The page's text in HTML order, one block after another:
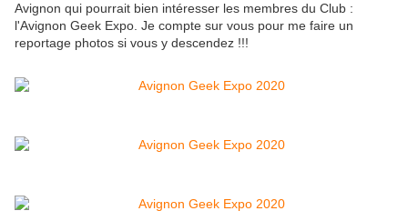
Avignon qui pourrait bien intéresser les membres du Club :
l'Avignon Geek Expo. Je compte sur vous pour me faire un
reportage photos si vous y descendez !!!